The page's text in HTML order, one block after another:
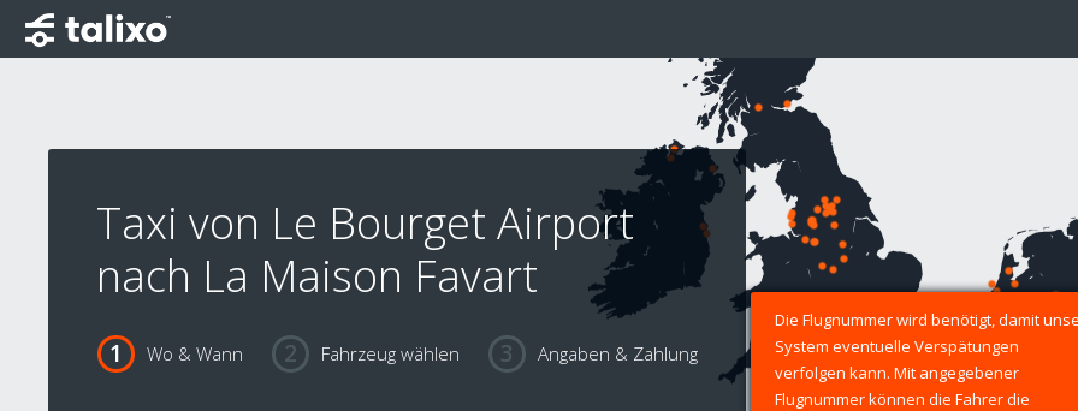
Taxi von Le Bourget Airport
nach La Maison Favart
Wo & Wann Fahrzeug wählen Angaben & Zahlung
Die Flugnummer wird benötigt, damit
System eventuelle Verspätungen
verfolgen kann. Mit angegebener
Flugnummer können die Fahrer die